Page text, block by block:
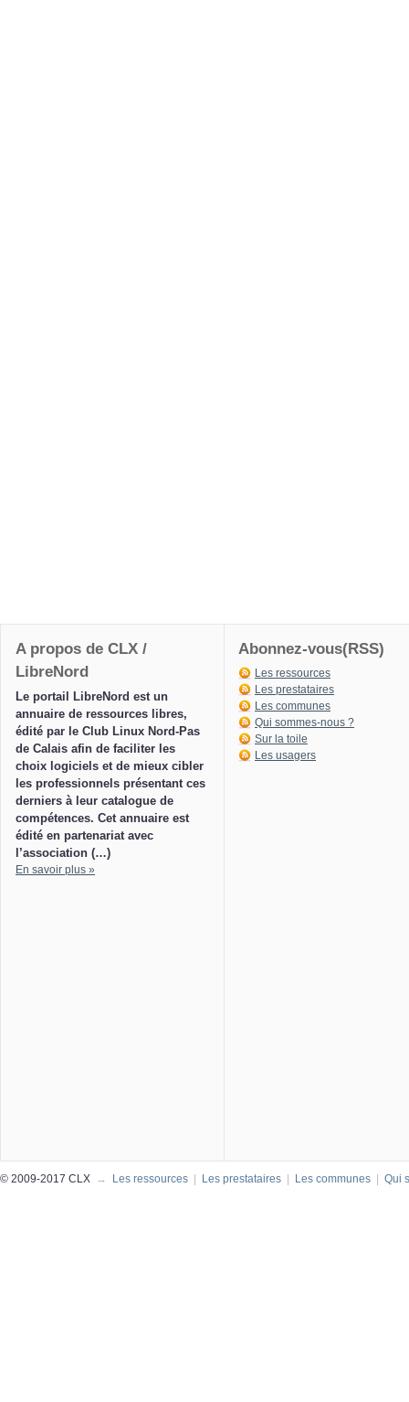
A propos de CLX /
LibreNord
Le portail LibreNord est un
annuaire de ressources libres,
édité par le Club Linux Nord-Pas
de Calais afin de faciliter les
choix logiciels et de mieux cibler
les professionnels présentant ces
derniers à leur catalogue de
compétences. Cet annuaire est
édité en partenariat avec
l’association (…)
En savoir plus »
Abonnez-vous(RSS)
Les ressources
Les prestataires
Les communes
Qui sommes-nous ?
Sur la toile
Les usagers
© 2009-2017 CLX → Les ressources Les prestataires Les communes Qui